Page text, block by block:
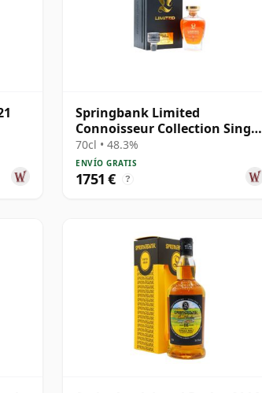
Springbank Limited
Connoisseur Collection Single
Cask #230 1991 31 años
70cl • 48.3%
ENVÍO GRATIS
1751 € ?